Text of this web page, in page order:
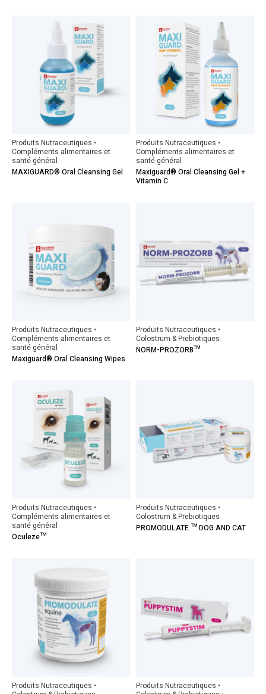
Produits Nutraceutiques •
Compléments alimentaires et
santé général
MAXIGUARD® Oral Cleansing Gel
Produits Nutraceutiques •
Compléments alimentaires et
santé général
Maxiguard® Oral Cleansing Gel +
Vitamin C
Produits Nutraceutiques •
Compléments alimentaires et
santé général
Maxiguard® Oral Cleansing Wipes
Produits Nutraceutiques •
Colostrum & Prebiotiques
NORM-PROZORB™
Produits Nutraceutiques •
Compléments alimentaires et
santé général
Oculeze™
Produits Nutraceutiques •
Colostrum & Prebiotiques
PROMODULATE ™ DOG AND CAT
Produits Nutraceutiques •
Produits Nutraceutiques •